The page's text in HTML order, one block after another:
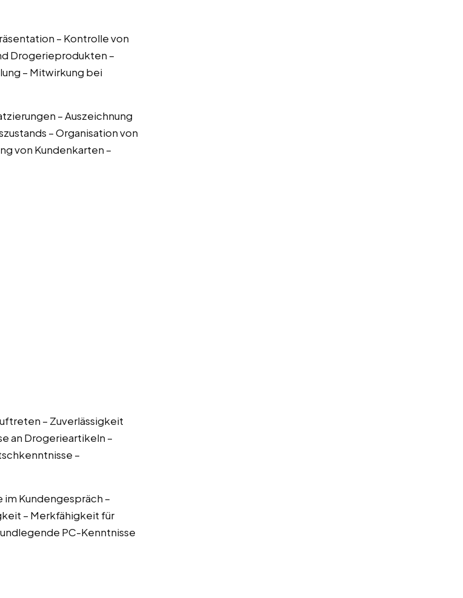
– Kontrolle von
Drogerieprodukten –
– Mitwirkung bei
– Auszeichnung
– Organisation von
von Kundenkarten –
– Zuverlässigkeit
an Drogerieartikeln –
–
Kundengespräch –
– Merkfähigkeit für
PC-Kenntnisse